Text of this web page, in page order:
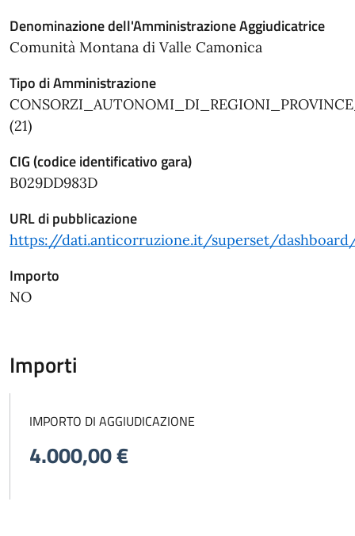
Denominazione dell'Amministrazione Aggiudicatrice
Comunità Montana di Valle Camonica
Tipo di Amministrazione
(21)
CIG (codice identificativo gara)
B029DD983D
URL di pubblicazione
https://dati.anticorruzione.it/superset/
Importo
NO
Importi
IMPORTO DI AGGIUDICAZIONE
4.000,00 €